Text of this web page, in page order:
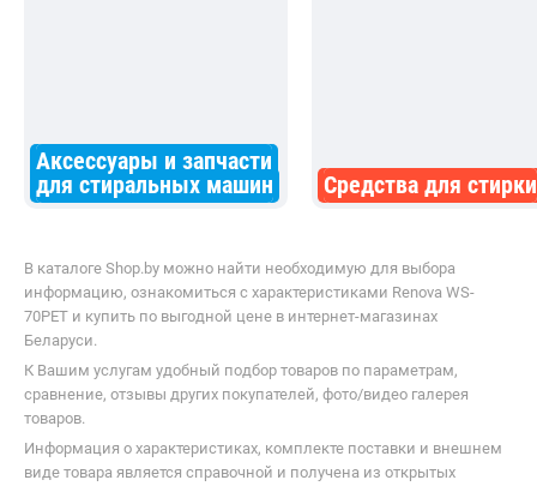
Аксессуары и запчасти
для стиральных машин
Средства для стирки
В каталоге Shop.by можно найти необходимую для выбора
информацию, ознакомиться с характеристиками Renova WS-
70PET и купить по выгодной цене в интернет-магазинах
Беларуси.
К Вашим услугам удобный подбор товаров по параметрам,
сравнение, отзывы других покупателей, фото/видео галерея
товаров.
Информация о характеристиках, комплекте поставки и внешнем
виде товара является справочной и получена из открытых